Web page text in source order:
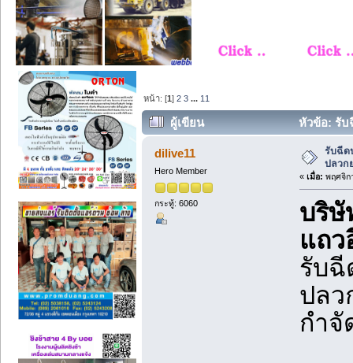
หน้า: [1]2 3 ... 11
ผู้เขียน
หัวข้อ: รับ
หนองคาย. (อ่าน 38419 ครั้ง)
dilive11
Hero Member
กระทู้: 6060
รับฉีด
ปลวก
« เมื่อ: พฤศจิก
บริษั
แถว
รับฉี
ปลว
กำจั